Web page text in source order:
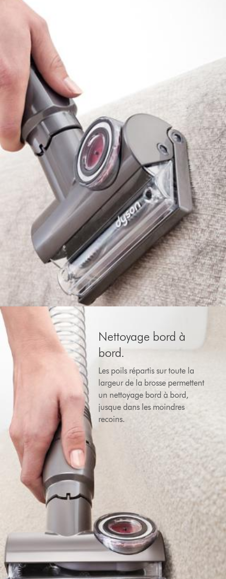
Nettoyage bord à
bord.
Les poils répartis sur toute la
largeur de la brosse permettent
un nettoyage bord à bord,
jusque dans les moindres
recoins.